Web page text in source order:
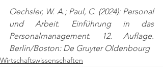
Oechsler, W. A.; Paul, C. (2024): Personal
und Arbeit. Einführung in das
Personalmanagement. 12. Auflage.
Berlin/Boston: De Gruyter Oldenbourg
Wirtschaftswissenschaften